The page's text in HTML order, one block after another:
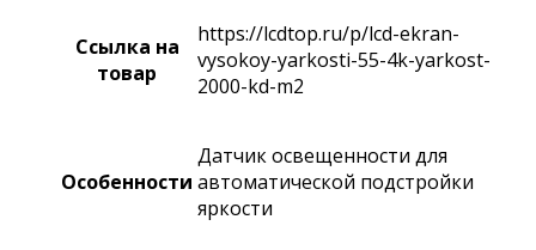
Ссылка на
товар
https://lcdtop.ru/p/lcd-ekran-
vysokoy-yarkosti-55-4k-yarkost-
2000-kd-m2
Особенности
Датчик освещенности для
автоматической подстройки
яркости